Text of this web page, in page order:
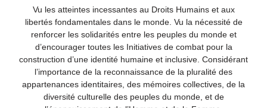
Vu les atteintes incessantes au Droits Humains et aux
libertés fondamentales dans le monde. Vu la nécessité de
renforcer les solidarités entre les peuples du monde et
d’encourager toutes les Initiatives de combat pour la
construction d’une identité humaine et inclusive. Considérant
l’importance de la reconnaissance de la pluralité des
appartenances identitaires, des mémoires collectives, de la
diversité culturelle des peuples du monde, et de